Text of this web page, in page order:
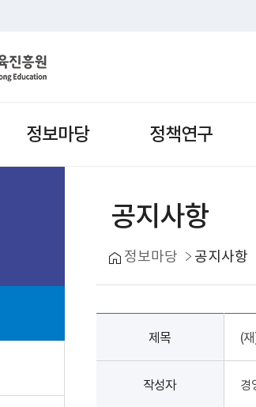
정보마당 정책연구
공지사항
정보마당 공지사항
제목 (
작성자 경